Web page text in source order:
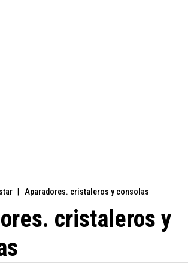
Aparadores. cristaleros y consolas
cristaleros y